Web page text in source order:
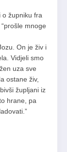
o župniku fra
mnoge
On je živ i
Vidjeli smo
uza sve
ostane živ,
župljani iz
hrane, pa